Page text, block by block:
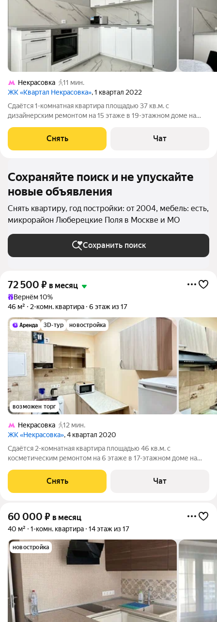
Некрасовка
11 мин.
ЖК «Квартал Некрасовка», 1 квартал 2022
Сдаётся 1-комнатная квартира площадью 37 кв.м. с
дизайнерским ремонтом на 15 этаже в 19-этажном доме на
Микроволновка Дом -
Снять Чат
Сохраняйте поиск и не упускайте
новые объявления
Снять квартиру, год постройки: от 2004, мебель: есть,
микрорайон Люберецкие Поля в Москве и МО
Сохранить поиск
72 500 ₽ в месяц
Вернём 10%
46 м²
2-комн. квартира 6 этаж из 17
3D-тур новостройка
возможен торг
Некрасовка
12 мин.
ЖК «Некрасовка», 4 квартал 2020
Сдаётся 2-комнатная квартира площадью 46 кв.м. с
косметическим ремонтом на 6 этаже в 17-этажном доме на
Стиральная машина Холодильник Микроволновка Дом -
панельный, окна выходят во двор
Снять Чат
60 000 ₽ в месяц
40 м² 1-комн. квартира 14 этаж из 17
новостройка